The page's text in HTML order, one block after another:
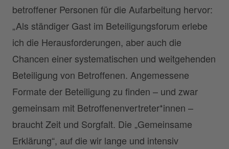
betroffener Personen für die Aufarbeitung hervor:
„Als ständiger Gast im Beteiligungsforum erlebe
ich die Herausforderungen, aber auch die
Chancen einer systematischen und weitgehenden
Beteiligung von Betroffenen. Angemessene
Formate der Beteiligung zu finden – und zwar
gemeinsam mit Betroffenenvertreter*innen –
braucht Zeit und Sorgfalt. Die „Gemeinsame
Erklärung“, auf die wir lange und intensiv